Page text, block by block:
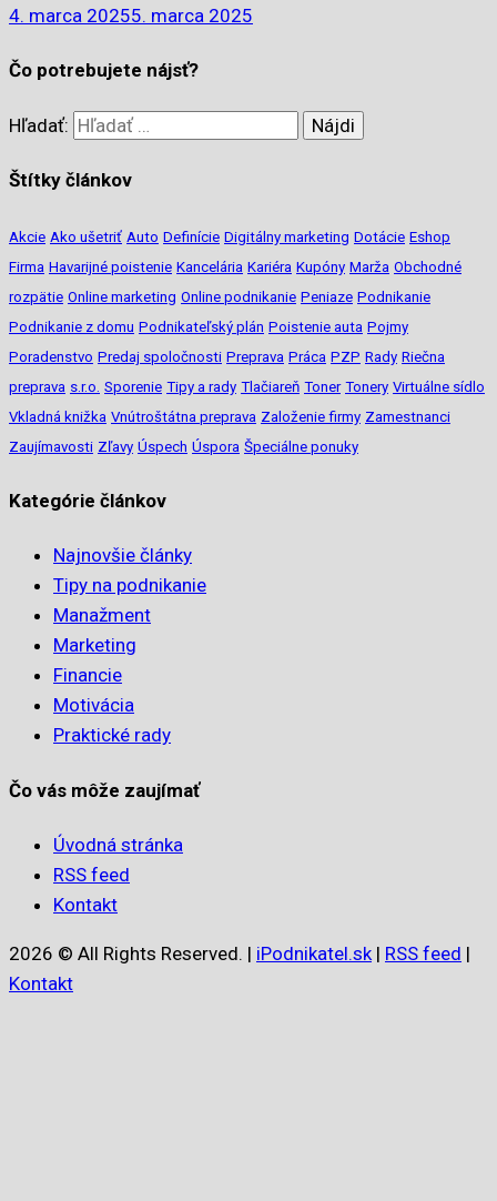
4. marca 20255. marca 2025
Čo potrebujete nájsť?
Hľadať:
Štítky článkov
Akcie Ako ušetriť Auto Definície Digitálny marketing Dotácie Eshop
Firma Havarijné poistenie Kancelária Kariéra Kupóny Marža Obchodné
rozpätie Online marketing Online podnikanie Peniaze Podnikanie
Podnikanie z domu Podnikateľský plán Poistenie auta Pojmy
Poradenstvo Predaj spoločnosti Preprava Práca PZP Rady Riečna
preprava s.r.o. Sporenie Tipy a rady Tlačiareň Toner Tonery Virtuálne sídlo
Vkladná knižka Vnútroštátna preprava Založenie firmy Zamestnanci
Zaujímavosti Zľavy Úspech Úspora Špeciálne ponuky
Kategórie článkov
Najnovšie články
Tipy na podnikanie
Manažment
Marketing
Financie
Motivácia
Praktické rady
Čo vás môže zaujímať
Úvodná stránka
RSS feed
Kontakt
2026 © All Rights Reserved. | iPodnikatel.sk| RSS feed |
Kontakt